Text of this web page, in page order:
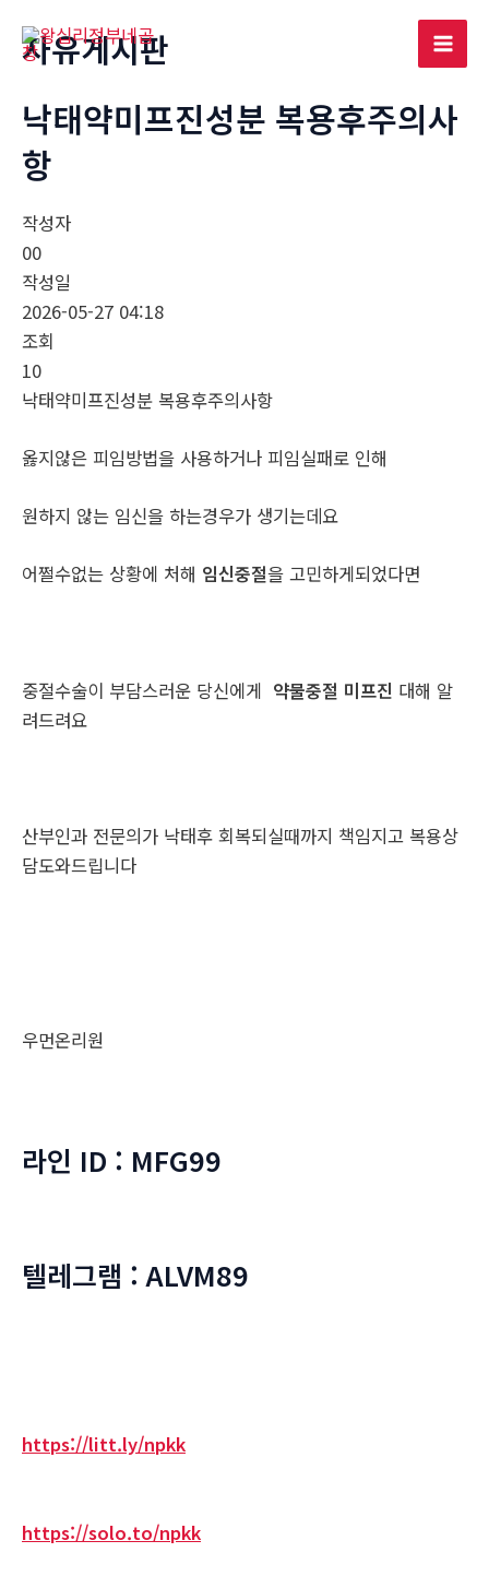
Main
자유게시판
낙태약미프진성분 복용후주의사
항
작성자
00
작성일
2026-05-27 04:18
조회
10
낙태약미프진성분 복용후주의사항
옳지않은 피임방법을 사용하거나 피임실패로 인해
원하지 않는 임신을 하는경우가 생기는데요
어쩔수없는 상황에 처해 임신중절을 고민하게되었다면
중절수술이 부담스러운 당신에게 약물중절 미프진 대해 알
려드려요
산부인과 전문의가 낙태후 회복되실때까지 책임지고 복용상
담도와드립니다
우먼온리원
라인 ID : MFG99
텔레그램 : ALVM89
https://litt.ly/npkk
https://solo.to/npkk